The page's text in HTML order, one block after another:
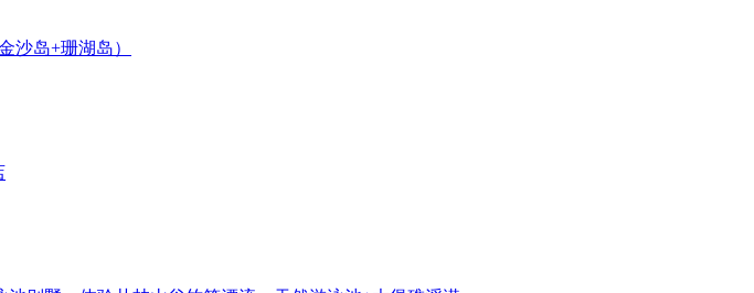
沙岛+珊湖岛）